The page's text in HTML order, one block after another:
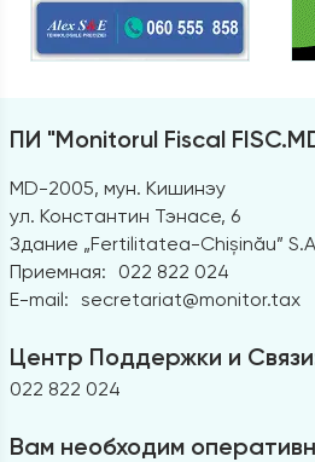
ПИ "Monitorul Fiscal
MD-2005, мун. Кишинэу
ул. Константин Тэнасе, 6
Здание „Fertilitatea-Chișinău”
Приемная:
022 822 024
E-mail: secretariat@monitor.tax
Центр Поддержки и
022 822 024
Вам необходим